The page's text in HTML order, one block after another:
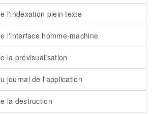
l'indexation plein texte
l'interface homme-machine
la prévisualisation
journal de l'application
la destruction